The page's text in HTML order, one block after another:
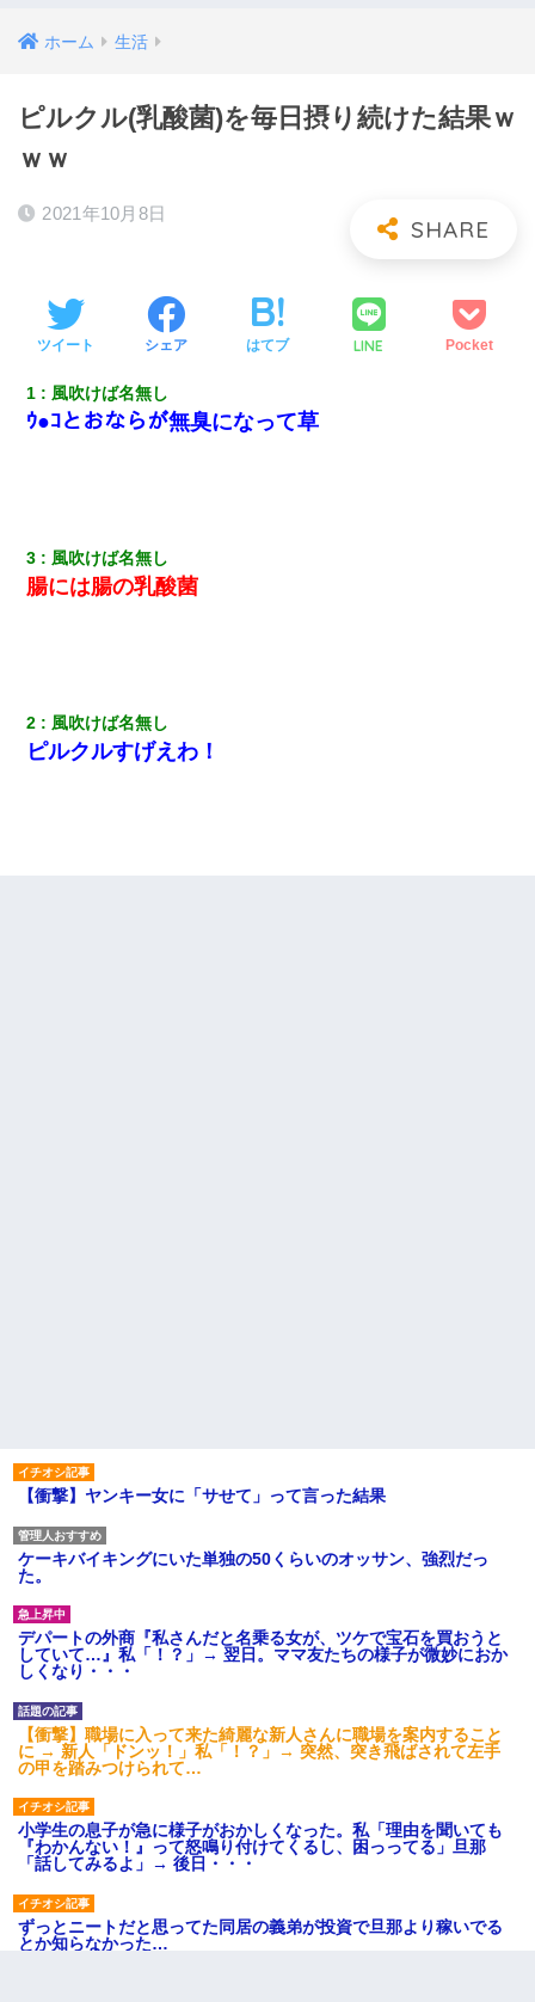
ホーム 生活
ピルクル(乳酸菌)を毎日摂り続けた結果ｗ
ｗｗ
2021年10月8日
ツイート シェア はてブ LINE Pocket
1 風吹けば名無し
ｳ●ｺとおならが無臭になって草
3 風吹けば名無し
腸には腸の乳酸菌
2 風吹けば名無し
ピルクルすげえわ！
【衝撃】ヤンキー女に「サせて」って言った結果
ケーキバイキングにいた単独の50くらいのオッサン、強烈だっ
た。
デパートの外商『私さんだと名乗る女が、ツケで宝石を買おうと
していて…』私「！？」→ 翌日。ママ友たちの様子が微妙におか
しくなり・・・
【衝撃】職場に入って来た綺麗な新人さんに職場を案内すること
に → 新人「ドンッ！」私「！？」→ 突然、突き飛ばされて左手
の甲を踏みつけられて…
小学生の息子が急に様子がおかしくなった。私「理由を聞いても
『わかんない！』って怒鳴り付けてくるし、困っってる」旦那
「話してみるよ」→ 後日・・・
ずっとニートだと思ってた同居の義弟が投資で旦那より稼いでる
とか知らなかった…